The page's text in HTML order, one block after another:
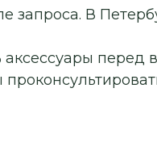
запроса. В
перед